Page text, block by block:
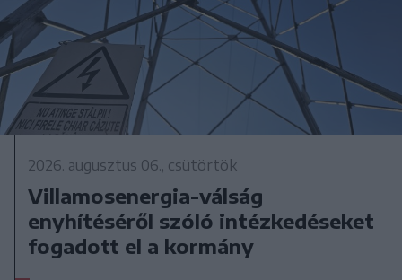
2026. augusztus 06., csütörtök
Villamosenergia-válság
enyhítéséről szóló intézkedéseket
fogadott el a kormány